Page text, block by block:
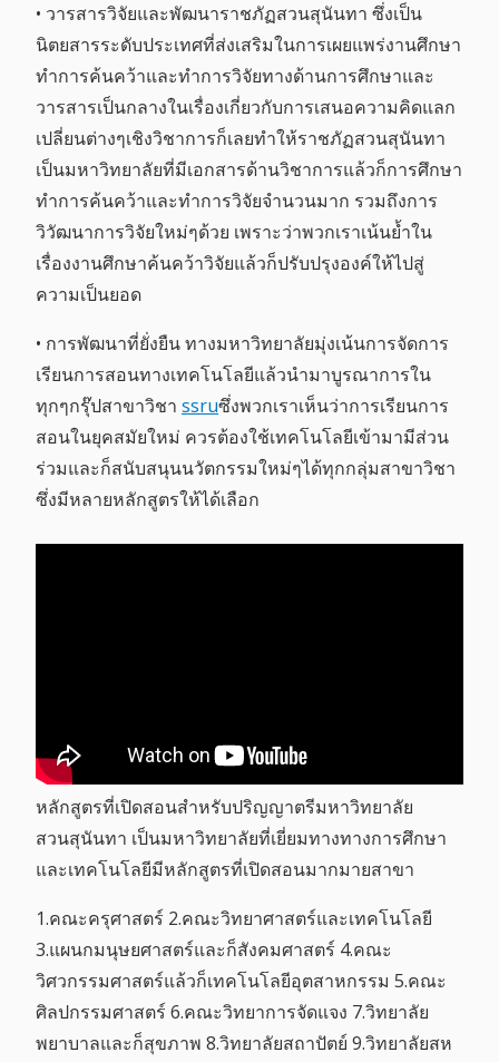
• วารสารวิจัยและพัฒนาราชภัฏสวนสุนันทา ซึ่งเป็น
นิตยสารระดับประเทศที่ส่งเสริมในการเผยแพร่งานศึกษา
ทำการค้นคว้าและทำการวิจัยทางด้านการศึกษาและ
วารสารเป็นกลางในเรื่องเกี่ยวกับการเสนอความคิดแลก
เปลี่ยนต่างๆเชิงวิชาการก็เลยทำให้ราชภัฏสวนสุนันทา
เป็นมหาวิทยาลัยที่มีเอกสารด้านวิชาการแล้วก็การศึกษา
ทำการค้นคว้าและทำการวิจัยจำนวนมาก รวมถึงการ
วิวัฒนาการวิจัยใหม่ๆด้วย เพราะว่าพวกเราเน้นย้ำใน
เรื่องงานศึกษาค้นคว้าวิจัยแล้วก็ปรับปรุงองค์ให้ไปสู่
ความเป็นยอด
• การพัฒนาที่ยั่งยืน ทางมหาวิทยาลัยมุ่งเน้นการจัดการ
เรียนการสอนทางเทคโนโลยีแล้วนำมาบูรณาการใน
ทุกๆกรุ๊ปสาขาวิชา ssruซึ่งพวกเราเห็นว่าการเรียนการ
สอนในยุคสมัยใหม่ ควรต้องใช้เทคโนโลยีเข้ามามีส่วน
ร่วมและก็สนับสนุนนวัตกรรมใหม่ๆได้ทุกกลุ่มสาขาวิชา
ซึ่งมีหลายหลักสูตรให้ได้เลือก
หลักสูตรที่เปิดสอนสำหรับปริญญาตรีมหาวิทยาลัย
สวนสุนันทา เป็นมหาวิทยาลัยที่เยี่ยมทางทางการศึกษา
และเทคโนโลยีมีหลักสูตรที่เปิดสอนมากมายสาขา
1.คณะครุศาสตร์ 2.คณะวิทยาศาสตร์และเทคโนโลยี
3.แผนกมนุษยศาสตร์และก็สังคมศาสตร์ 4.คณะ
วิศวกรรมศาสตร์แล้วก็เทคโนโลยีอุตสาหกรรม 5.คณะ
ศิลปกรรมศาสตร์ 6.คณะวิทยาการจัดแจง 7.วิทยาลัย
พยาบาลและก็สุขภาพ 8.วิทยาลัยสถาปัตย์ 9.วิทยาลัยสห